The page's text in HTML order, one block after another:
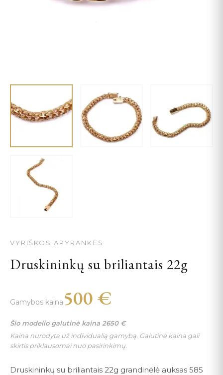
VYRIŠKOS APYRANKĖS
Druskininkų su briliantais 22g
Gamybos kaina 500 €
Šio modelio galutinė kaina 2650 €
Kaina nurodyta už individualią gamybą. Galutinė kaina gali
skirtis priklausomai nuo pasirinkimų.
Druskininkų su briliantais 22g grandinėlė auksas 585